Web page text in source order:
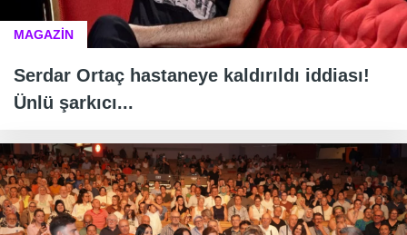
MAGAZİN
Serdar Ortaç hastaneye kaldırıldı iddiası!
Ünlü şarkıcı...